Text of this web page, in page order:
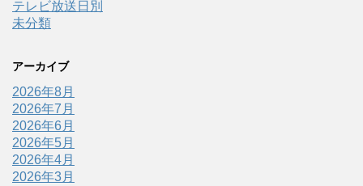
テレビ放送日別
未分類
アーカイブ
2026年8月
2026年7月
2026年6月
2026年5月
2026年4月
2026年3月